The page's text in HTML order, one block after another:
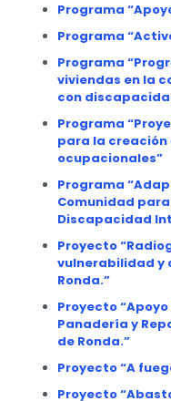
Programa
Programa
Programa “
viviendas en la
con
Programa
para la
ocupacionales”
Programa
Comunidad
Discapacidad
Proyecto
vulnerabilidad y
Ronda.”
Proyecto
Panadería y
de Ronda.”
Proyecto “A
Proyecto